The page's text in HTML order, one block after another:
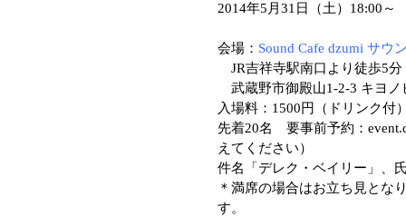
2014年5月31日（土）18:00～
会場： Sound Cafe dzumi サウ
JR吉祥寺駅南口より徒歩5分
武蔵野市御殿山1-2-3 キヨ
入場料：1500円（ドリンク付
先着20名 要事前予約：
えてください）
件名「デレク・ベイリー」、
＊満席の場合はお立ち見とな
す。